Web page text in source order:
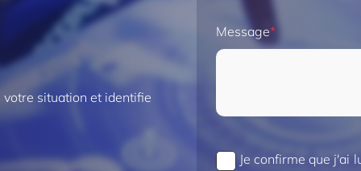
situation et identifie
Message
Je confirme que j'ai